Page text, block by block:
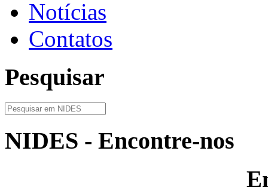
Notícias
Contatos
Pesquisar
NIDES - Encontre-nos